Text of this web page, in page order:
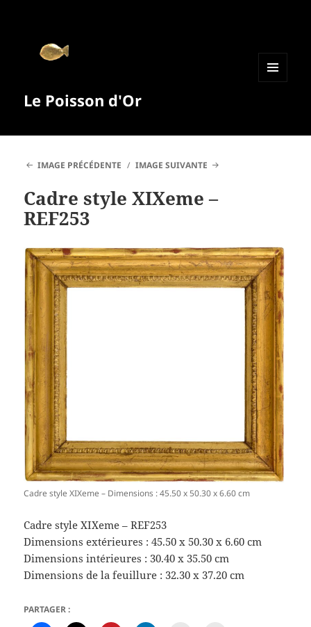
Le Poisson d'Or
IMAGE PRÉCÉDENTE IMAGE SUIVANTE
Cadre style XIXeme –
REF253
Cadre style XIXeme – Dimensions : 45.50 x 50.30 x 6.60 cm
Cadre style XIXeme – REF253
Dimensions extérieures : 45.50 x 50.30 x 6.60 cm
Dimensions intérieures : 30.40 x 35.50 cm
Dimensions de la feuillure : 32.30 x 37.20 cm
PARTAGER :